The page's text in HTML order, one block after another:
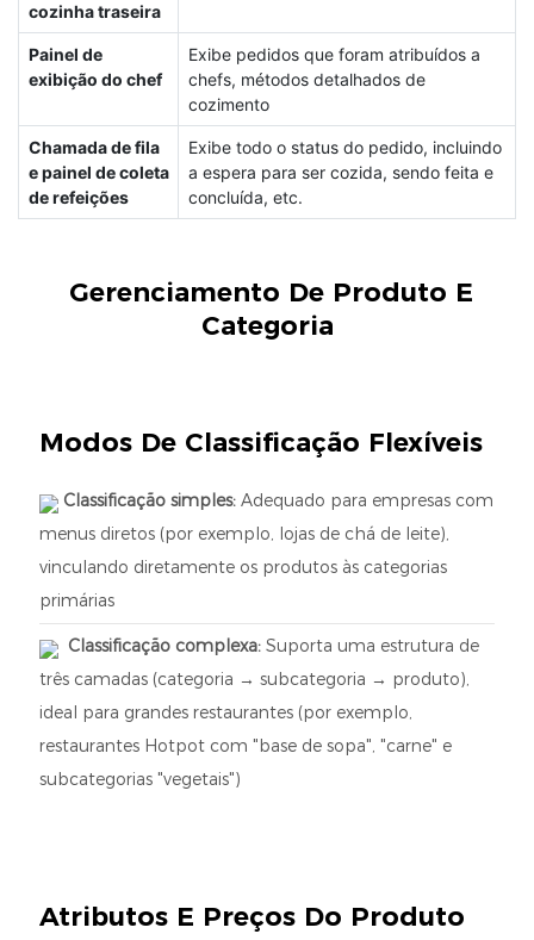
cozinha traseira
Painel de
exibição do chef
Exibe pedidos que foram atribuídos a
chefs, métodos detalhados de
cozimento
Chamada de fila
e painel de coleta
de refeições
Exibe todo o status do pedido, incluindo
a espera para ser cozida, sendo feita e
concluída, etc.
Gerenciamento De Produto E
Categoria
Modos De Classificação Flexíveis
Classificação simples: Adequado para empresas com
menus diretos (por exemplo, lojas de chá de leite),
vinculando diretamente os produtos às categorias
primárias
Classificação complexa: Suporta uma estrutura de
três camadas (categoria → subcategoria → produto),
ideal para grandes restaurantes (por exemplo,
restaurantes Hotpot com "base de sopa", "carne" e
subcategorias "vegetais")
Atributos E Preços Do Produto